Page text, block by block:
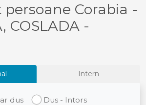
Corabia -
COSLADA -
Intern
dus Dus - Intors